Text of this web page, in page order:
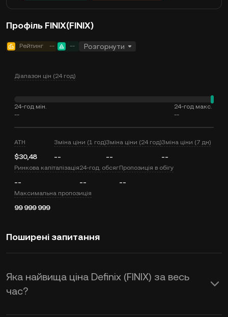
Профіль FINIX(FINIX)
Рейтинг -- -- Розгорнути
Діапазон цін (24 год)
24-год мін.
--
24-год макс.
--
ATH
$30,48
Зміна ціни (1 год)
--
Зміна ціни (24 год)
--
Зміна ціни (7 дн)
--
Ринкова капіталізація
--
24-год. обсяг
--
Пропозиція в обігу
--
Максимальна пропозиція
99 999 999
Поширені запитання
Яка найвища ціна Definix (FINIX) за весь
час?